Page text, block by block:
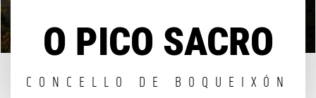
O PICO SACRO
CONCELLO DE BOQUEIXÓN